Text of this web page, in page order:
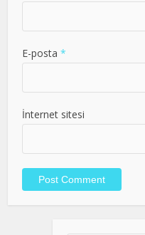
E-posta*
İnternet sitesi